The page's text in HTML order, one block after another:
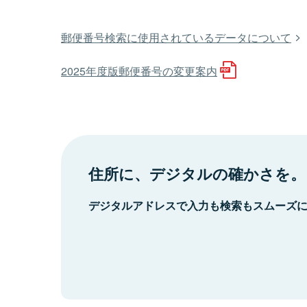
郵便番号検索に使用されているデータについて
2025年度版郵便番号の変更案内
住所に、デジタルの確かさを。
デジタルアドレスで入力も検索もスムーズ